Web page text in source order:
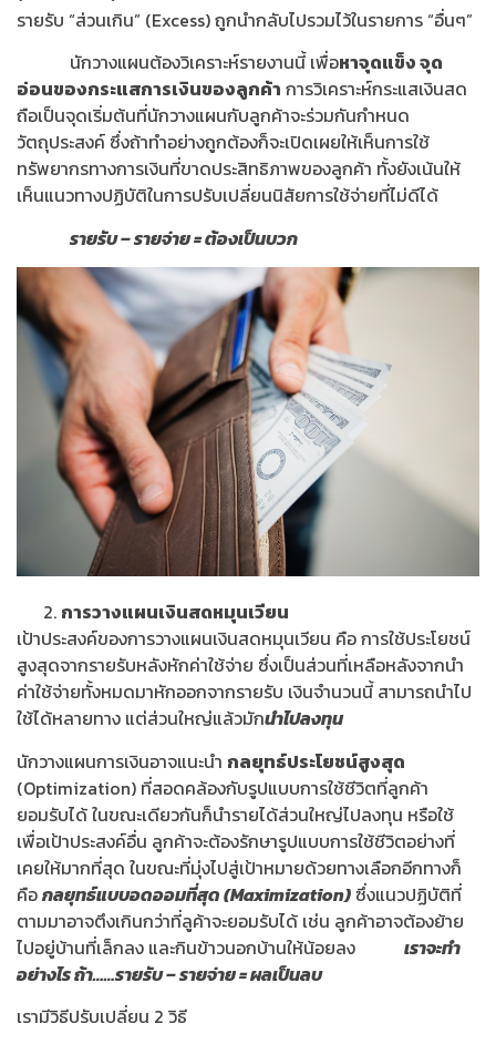
รายรับ “ส่วนเกิน” (Excess) ถูกนำกลับไปรวมไว้ในรายการ “อื่นๆ”
นักวางแผนต้องวิเคราะห์รายงานนี้ เพื่อหาจุดแข็ง จุด
อ่อนของกระแสการเงินของลูกค้า การวิเคราะห์กระแสเงินสด
ถือเป็นจุดเริ่มต้นที่นักวางแผนกับลูกค้าจะร่วมกันกำหนด
วัตถุประสงค์ ซึ่งถ้าทำอย่างถูกต้องก็จะเปิดเผยให้เห็นการใช้
ทรัพยากรทางการเงินที่ขาดประสิทธิภาพของลูกค้า ทั้งยังเน้นให้
เห็นแนวทางปฏิบัติในการปรับเปลี่ยนนิสัยการใช้จ่ายที่ไม่ดีได้
รายรับ– รายจ่าย = ต้องเป็นบวก
การวางแผนเงินสดหมุนเวียน
เป้าประสงค์ของการวางแผนเงินสดหมุนเวียน คือ การใช้ประโยชน์
สูงสุดจากรายรับหลังหักค่าใช้จ่าย ซึ่งเป็นส่วนที่เหลือหลังจากนำ
ค่าใช้จ่ายทั้งหมดมาหักออกจากรายรับ เงินจำนวนนี้ สามารถนำไป
ใช้ได้หลายทาง แต่ส่วนใหญ่แล้วมักนำไปลงทุน
นักวางแผนการเงินอาจแนะนำ กลยุทธ์ประโยชน์สูงสุด
(Optimization) ที่สอดคล้องกับรูปแบบการใช้ชีวิตที่ลูกค้า
ยอมรับได้ ในขณะเดียวกันก็นำรายได้ส่วนใหญ่ไปลงทุน หรือใช้
เพื่อเป้าประสงค์อื่น ลูกค้าจะต้องรักษารูปแบบการใช้ชีวิตอย่างที่
เคยให้มากที่สุด ในขณะที่มุ่งไปสู่เป้าหมายด้วยทางเลือกอีกทางก็
คือกลยุทธ์แบบอดออมที่สุด(Maximization) ซึ่งแนวปฏิบัติที่
ตามมาอาจตึงเกินกว่าที่ลูค้าจะยอมรับได้ เช่น ลูกค้าอาจต้องย้าย
ไปอยู่บ้านที่เล็กลง และกินข้าวนอกบ้านให้น้อยลง เราจะทำ
อย่างไร ถ้า……รายรับ – รายจ่าย = ผลเป็นลบ
เรามีวิธีปรับเปลี่ยน 2 วิธี